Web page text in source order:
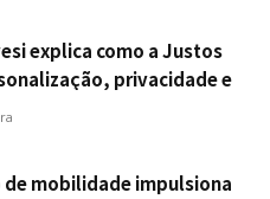
explica como a Justos
privacidade e
de mobilidade impulsiona